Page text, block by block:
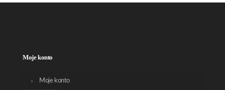
Moje konto
Moje konto